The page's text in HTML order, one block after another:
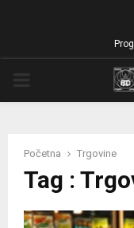
Početna Trgovine
Tag :